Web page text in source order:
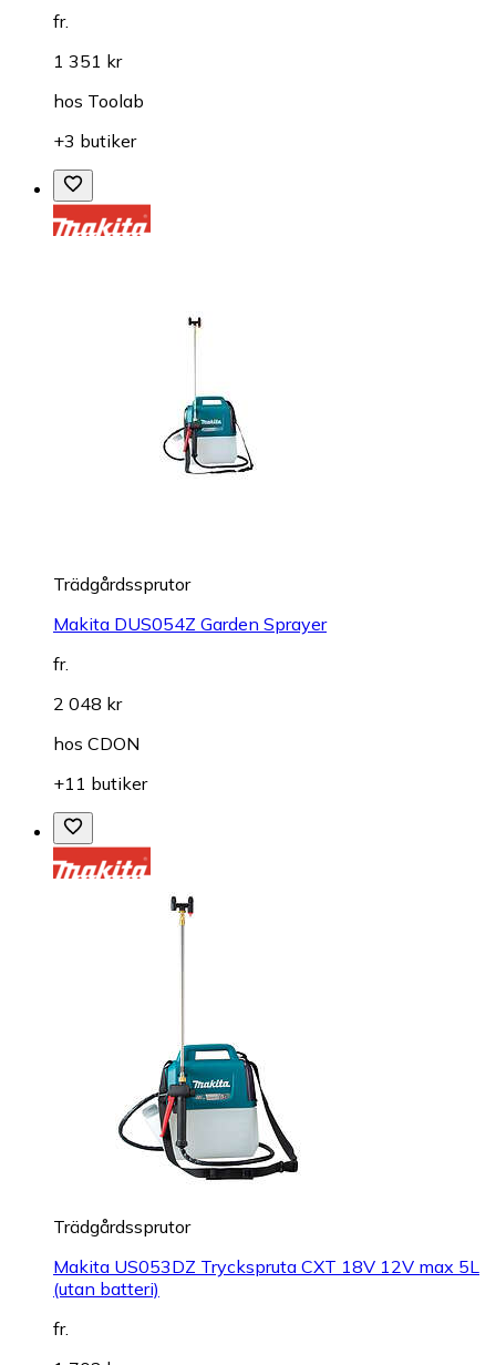
fr.
1 351 kr
hos Toolab
+3 butiker
Trädgårdssprutor
Makita DUS054Z Garden Sprayer
fr.
2 048 kr
hos CDON
+11 butiker
Trädgårdssprutor
Makita US053DZ Tryckspruta CXT 18V 12V max 5L
(utan batteri)
fr.